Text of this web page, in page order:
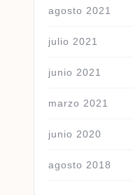
agosto 2021
julio 2021
junio 2021
marzo 2021
junio 2020
agosto 2018